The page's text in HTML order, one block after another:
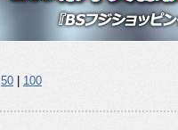
50 100